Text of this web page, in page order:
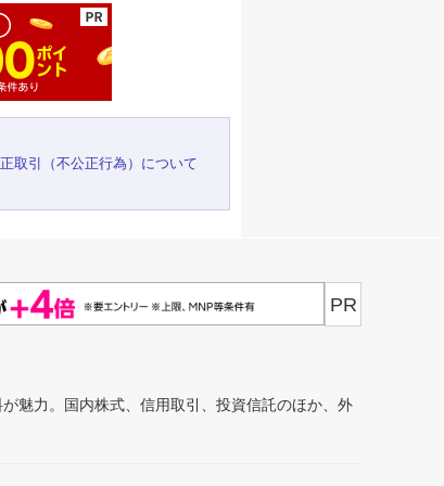
取引（不公正行為）について
PR
魅力。国内株式、信用取引、投資信託のほか、外